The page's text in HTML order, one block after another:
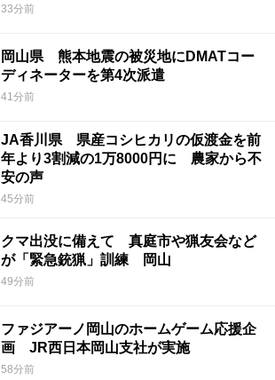
33分前
岡山県 熊本地震の被災地にDMATコー
ディネーターを第4次派遣
41分前
JA香川県 県産コシヒカリの仮渡金を前
年より3割減の1万8000円に 農家から不
安の声
45分前
クマ出没に備えて 真庭市や猟友会など
が「緊急銃猟」訓練 岡山
49分前
ファジアーノ岡山のホームゲーム応援企
画 JR西日本岡山支社が実施
58分前